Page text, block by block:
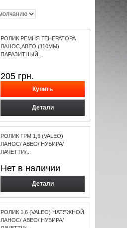
РОЛИК РЕМНЯ ГЕНЕРАТОРА
ЛАНОС,АВЕО (110ММ)
ПАРАЗИТНЫЙ...
205 грн.
Детали
РОЛИК ГРМ 1,6 (VALEO)
ЛАНОС/ АВЕО/ НУБИРА/
ЛАЧЕТТИ/...
Нет в наличии
Детали
РОЛИК 1,6 (VALEO) НАТЯЖНОЙ
ЛАНОС/ АВЕО/ НУБИРА/